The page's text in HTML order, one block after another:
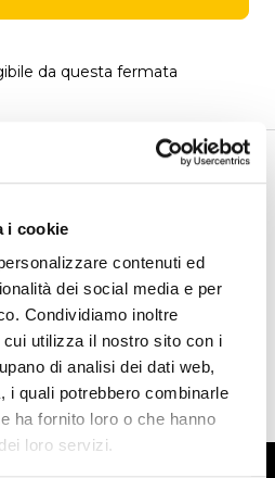
i cookie
contenuti ed
dei social media e per
Condividiamo inoltre
utilizza il nostro sito con i
di analisi dei dati web,
i quali potrebbero combinarle
ha fornito loro o che hanno
loro servizi.
da questa fermata
fermate ufficiali di
più vicine a te e scopri da dove
sono presenti su tutto il
alcune parti d'Europa come
BusForFun ti offre
tu sia.